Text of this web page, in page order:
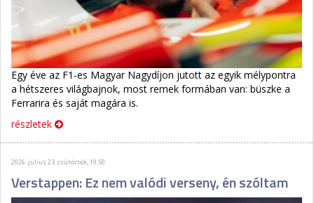
Egy éve az F1-es Magyar Nagydíjon jutott az egyik mélypontra
a hétszeres világbajnok, most remek formában van: büszke a
Ferrarira és saját magára is.
részletek
2026. július 23. csütörtök, 19:50
Verstappen: Ez nem valódi verseny, én szóltam